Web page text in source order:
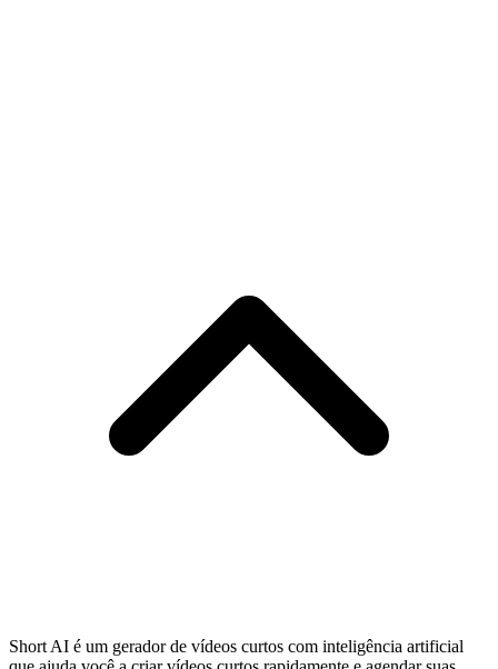
Short AI é um gerador de vídeos curtos com inteligência artificial